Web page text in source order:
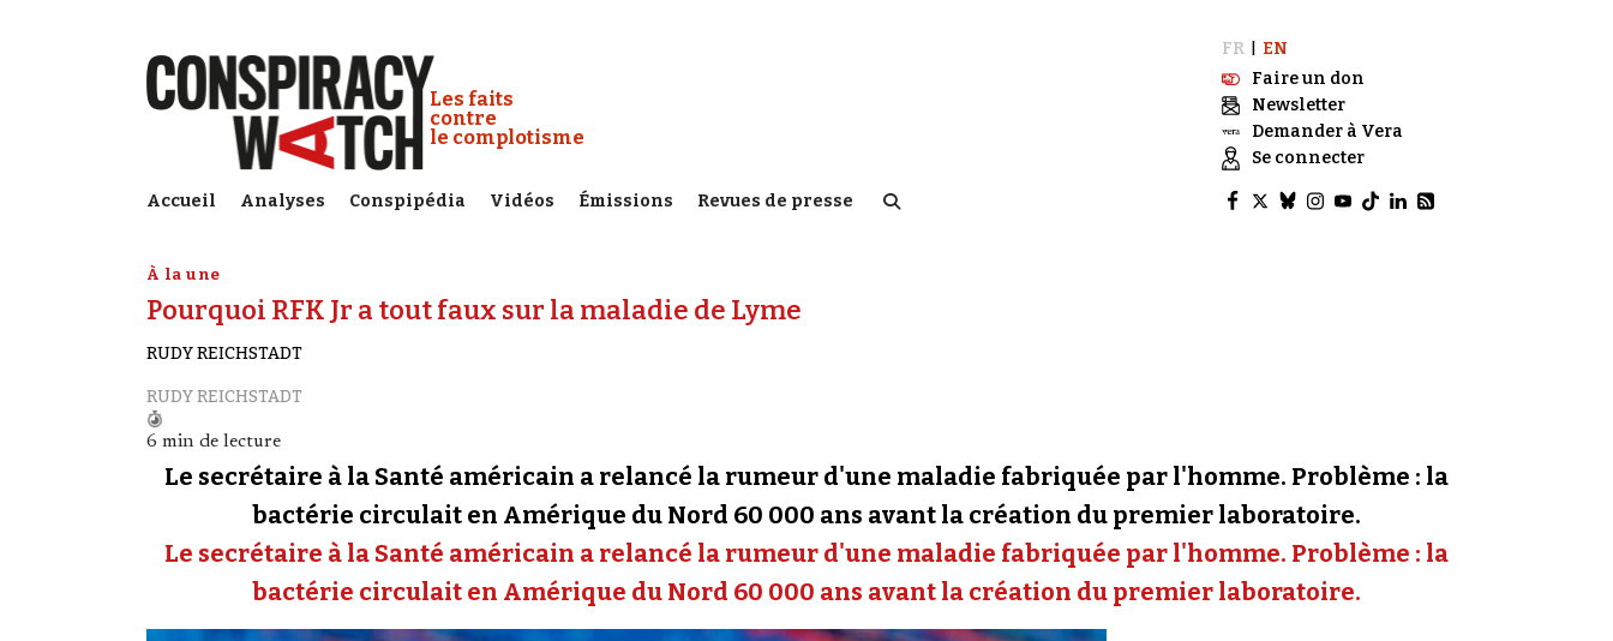
Conspiracy Watch :
Les faits
contre
le complotisme
Accueil Analyses Conspipédia Vidéos Émissions Revues de presse
FR
EN
Faire un don
Newsletter
Demander à Vera
Se connecter
À la une
Pourquoi RFK Jr a tout faux sur la maladie de Lyme
RUDY REICHSTADT
RUDY REICHSTADT
6 min de lecture
Le secrétaire à la Santé américain a relancé la rumeur d'une maladie fabriquée par l'homme. Problème : la
bactérie circulait en Amérique du Nord 60 000 ans avant la création du premier laboratoire.
Le secrétaire à la Santé américain a relancé la rumeur d'une maladie fabriquée par l'homme. Problème : la
bactérie circulait en Amérique du Nord 60 000 ans avant la création du premier laboratoire.